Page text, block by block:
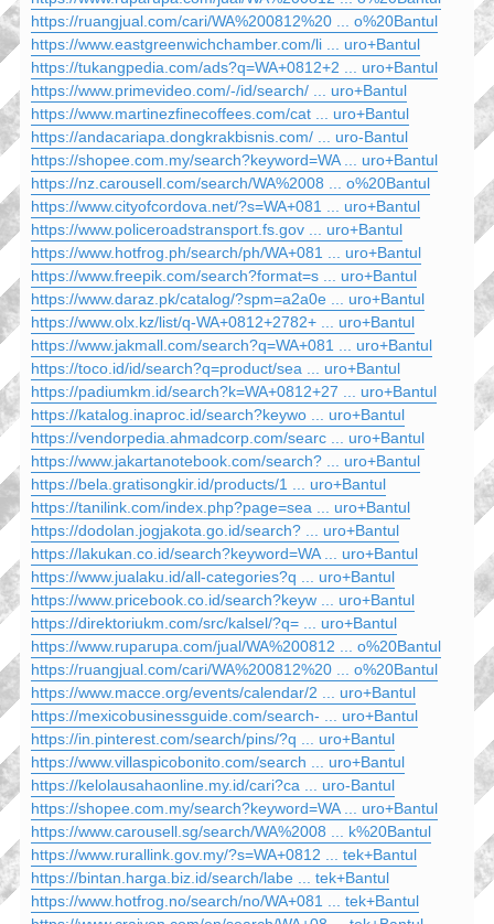
https://ruangjual.com/cari/WA%200812%20 ... o%20Bantul
https://www.eastgreenwichchamber.com/li ... uro+Bantul
https://tukangpedia.com/ads?q=WA+0812+2 ... uro+Bantul
https://www.primevideo.com/-/id/search/ ... uro+Bantul
https://www.martinezfinecoffees.com/cat ... uro+Bantul
https://andacariapa.dongkrakbisnis.com/ ... uro-Bantul
https://shopee.com.my/search?keyword=WA ... uro+Bantul
https://nz.carousell.com/search/WA%2008 ... o%20Bantul
https://www.cityofcordova.net/?s=WA+081 ... uro+Bantul
https://www.policeroadstransport.fs.gov ... uro+Bantul
https://www.hotfrog.ph/search/ph/WA+081 ... uro+Bantul
https://www.freepik.com/search?format=s ... uro+Bantul
https://www.daraz.pk/catalog/?spm=a2a0e ... uro+Bantul
https://www.olx.kz/list/q-WA+0812+2782+ ... uro+Bantul
https://www.jakmall.com/search?q=WA+081 ... uro+Bantul
https://toco.id/id/search?q=product/sea ... uro+Bantul
https://padiumkm.id/search?k=WA+0812+27 ... uro+Bantul
https://katalog.inaproc.id/search?keywo ... uro+Bantul
https://vendorpedia.ahmadcorp.com/searc ... uro+Bantul
https://www.jakartanotebook.com/search? ... uro+Bantul
https://bela.gratisongkir.id/products/1 ... uro+Bantul
https://tanilink.com/index.php?page=sea ... uro+Bantul
https://dodolan.jogjakota.go.id/search? ... uro+Bantul
https://lakukan.co.id/search?keyword=WA ... uro+Bantul
https://www.jualaku.id/all-categories?q ... uro+Bantul
https://www.pricebook.co.id/search?keyw ... uro+Bantul
https://direktoriukm.com/src/kalsel/?q= ... uro+Bantul
https://www.ruparupa.com/jual/WA%200812 ... o%20Bantul
https://ruangjual.com/cari/WA%200812%20 ... o%20Bantul
https://www.macce.org/events/calendar/2 ... uro+Bantul
https://mexicobusinessguide.com/search- ... uro+Bantul
https://in.pinterest.com/search/pins/?q ... uro+Bantul
https://www.villaspicobonito.com/search ... uro+Bantul
https://kelolausahaonline.my.id/cari?ca ... uro-Bantul
https://shopee.com.my/search?keyword=WA ... uro+Bantul
https://www.carousell.sg/search/WA%2008 ... k%20Bantul
https://www.rurallink.gov.my/?s=WA+0812 ... tek+Bantul
https://bintan.harga.biz.id/search/labe ... tek+Bantul
https://www.hotfrog.no/search/no/WA+081 ... tek+Bantul